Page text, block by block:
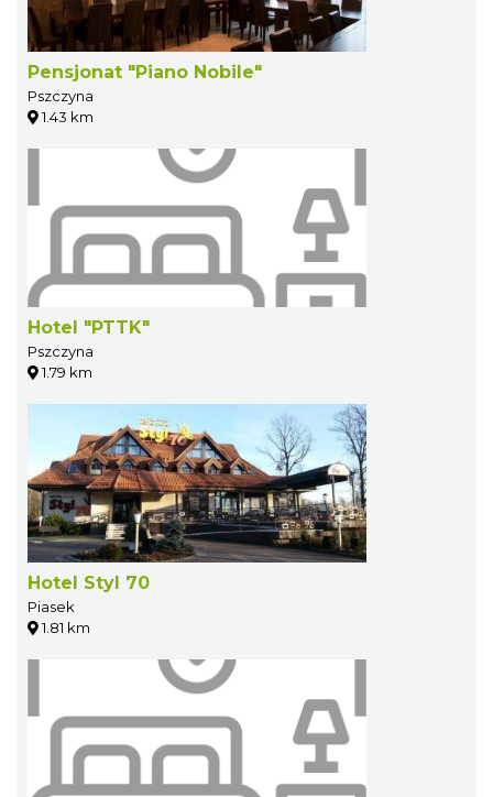
Pensjonat "Piano Nobile"
Pszczyna
1.43 km
Hotel "PTTK"
Pszczyna
1.79 km
Hotel Styl 70
Piasek
1.81 km